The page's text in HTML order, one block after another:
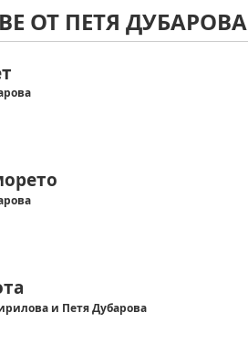
ОТ ПЕТЯ ДУБАРОВА
и Петя Дубарова